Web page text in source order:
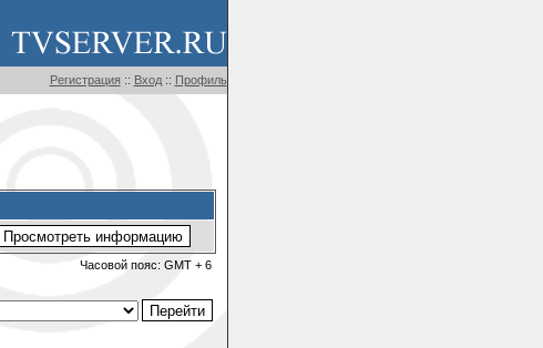
Регистрация :: Вход:: Профиль
Часовой пояс: GMT + 6